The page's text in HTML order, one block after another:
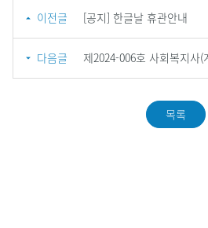
이전글 [공지] 한글날 휴관안내
다음글
목록